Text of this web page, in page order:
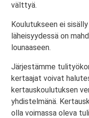
välttyä.
Koulutukseen ei
läheisyydessä on
lounaaseen.
Järjestämme
kertaajat voivat
kertauskoulutuksen
yhdistelmänä.
olla voimassa oleva